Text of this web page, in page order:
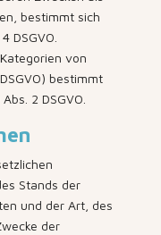
bestimmt sich
DSGVO.
von
bestimmt
2 DSGVO.
Stands der
und der Art, des
der